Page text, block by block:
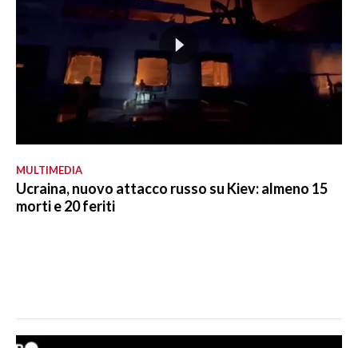
MULTIMEDIA
Ucraina, nuovo attacco russo su Kiev: almeno 15
morti e 20 feriti